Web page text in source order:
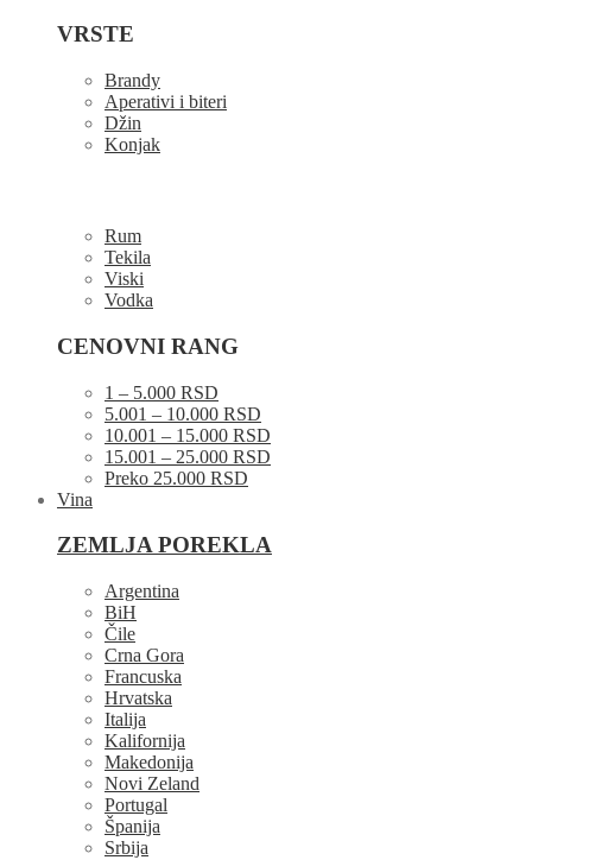
VRSTE
Brandy
Aperativi i biteri
Džin
Konjak
Rum
Tekila
Viski
Vodka
CENOVNI RANG
1 – 5.000 RSD
5.001 – 10.000 RSD
10.001 – 15.000 RSD
15.001 – 25.000 RSD
Preko 25.000 RSD
Vina
ZEMLJA POREKLA
Argentina
BiH
Čile
Crna Gora
Francuska
Hrvatska
Italija
Kalifornija
Makedonija
Novi Zeland
Portugal
Španija
Srbija